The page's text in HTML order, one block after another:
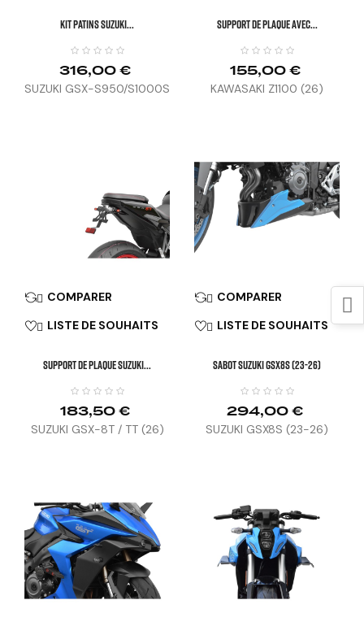
KIT PATINS SUZUKI...
316,00 €
SUZUKI GSX-S950/S1000S
SUPPORT DE PLAQUE AVEC...
155,00 €
KAWASAKI Z1100 (26)
 COMPARER
 LISTE DE SOUHAITS
SUPPORT DE PLAQUE SUZUKI...
183,50 €
SUZUKI GSX-8T / TT (26)
 COMPARER
 LISTE DE SOUHAITS
Sabot SUZUKI GSX8S (23-26)
294,00 €
SUZUKI GSX8S (23-26)